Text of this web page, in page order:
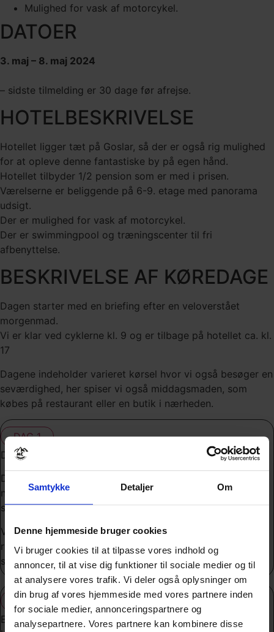
Samtykke Detaljer Om
Denne hjemmeside bruger cookies
Vi bruger cookies til at tilpasse vores indhold og
annoncer, til at vise dig funktioner til sociale medier og til
at analysere vores trafik. Vi deler også oplysninger om
din brug af vores hjemmeside med vores partnere inden
for sociale medier, annonceringspartnere og
analysepartnere. Vores partnere kan kombinere disse
Mulighed for vask af motorcykel.
DATOER
3. maj – 8. maj 2024
– sidste tilmelding er 30 dage før afrejse.
HOTELBESKRIVELSE
Hotellet ligger tæt på Goslar, så der er også rig mulighed
for at opleve denne fantastiske by på egen hånd.
Hotellet tilbyder 1/2 pension som er med i prisen.
Værelserne er beliggende på 6-9. etage med panorama
udsigt.
Der er mulighed for vask af motorcykel.
Der er swimmingpool og træningscenter til fri
afbenyttelse.
BESKRIVELSE AF KØREDAGE
Dagen starter med en briefing efter en veloverstået
morgenmad.
Vi er klar ved cyklerne kl. 9 og er tilbage på hotellet ca. kl.
17
Dagene indeholder varieret kørsel hvor vi også besøger en
seværdighed, her spiser vi også middagsmaden, som
købes på restaurant eller en butik i nærheden.
DAG 1
Denne dag er ankomstdag.
Du kan tjekke ind på hotellet fra kl. 15, du siger bare dit
navn, jeg har ordnet alt så det er klar til du bare skal
slappe af og nyde de næste dage.
Vi mødes på hotellet kl. 17 og tager derefter en lille
rundvisning i byen inden vi spiser aftensmad, det er
selvfølgelig frivilligt om du vil med på denne gåtur.
DAG 2
Efter mange sikkert har kørt en lang tur i går ned til